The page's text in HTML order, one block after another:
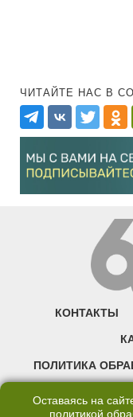
ЧИТАЙТЕ НАС В
КОНТАКТЫ
ПОЛИТИКА
Оставаясь на
политикой